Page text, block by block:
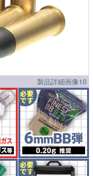
製品詳細画像10